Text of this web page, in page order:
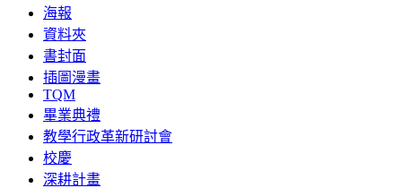
海報
資料夾
書封面
插圖漫畫
TQM
畢業典禮
教學行政革新研討會
校慶
深耕計畫